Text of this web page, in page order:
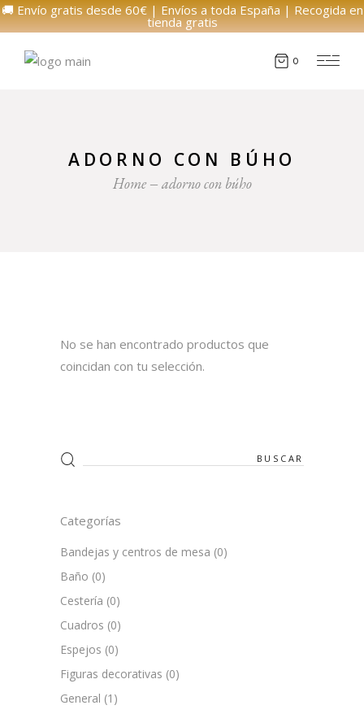
🚚 Envío gratis desde 60€ | Envíos a toda España | Recogida en
tienda gratis
0
ADORNO CON BÚHO
Home adorno con búho
No se han encontrado productos que
coincidan con tu selección.
Search
for:
Categorías
Bandejas y centros de mesa (0)
Baño (0)
Cestería (0)
Cuadros (0)
Espejos (0)
Figuras decorativas (0)
General (1)